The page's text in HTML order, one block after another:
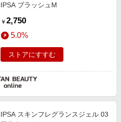
IPSA ブラッシュM
￥ 2,750
5.0%
ストアにすすむ
IPSA スキンフレグランスジェル 03